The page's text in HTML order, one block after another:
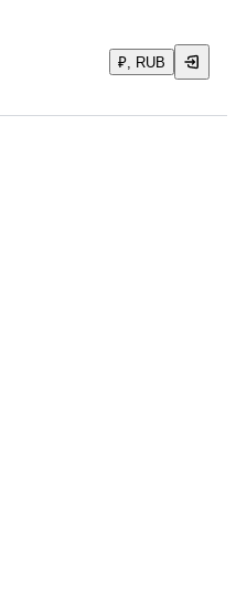
₽, RUB